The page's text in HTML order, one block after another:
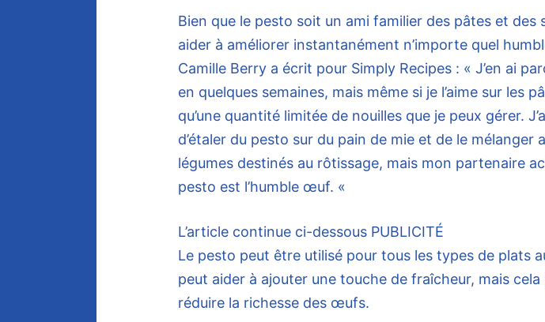
Bien que le pesto soit un ami familier des pâtes et des
aider à améliorer instantanément n’importe quel
Camille Berry a écrit pour Simply Recipes : « J’en ai
en quelques semaines, mais même si je l’aime sur les
qu’une quantité limitée de nouilles que je peux gérer.
d’étaler du pesto sur du pain de mie et de le mélanger
légumes destinés au rôtissage, mais mon partenaire
pesto est l’humble œuf. «
L’article continue ci-dessous PUBLICITÉ
Le pesto peut être utilisé pour tous les types de plats
peut aider à ajouter une touche de fraîcheur, mais cela
réduire la richesse des œufs.